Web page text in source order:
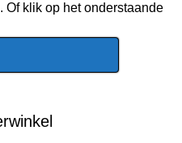
Of klik op het onderstaande